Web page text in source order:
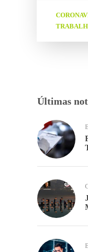
Últimas